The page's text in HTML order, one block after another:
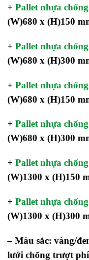
+ Pallet nhựa
(W)680 x (H)150
+ Pallet nhựa
(W)680 x (H)300
+ Pallet nhựa
(W)680 x (H)150
+ Pallet nhựa
(W)680 x (H)300
+ Pallet nhựa
(W)1300 x (H)150
+ Pallet nhựa
(W)1300 x (H)300
– Màu sắc: vàng/
lưới chống trượt